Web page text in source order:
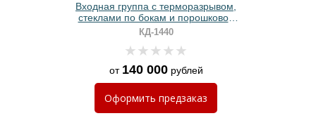
Входная группа с терморазрывом,
стеклами по бокам и порошковой
покраской с металлобагетом
КД-1440
от 140 000рублей
Оформить предзаказ